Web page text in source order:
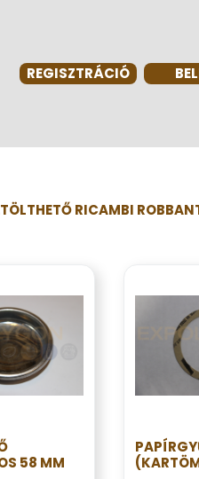
REGISZTRÁCIÓ
RICAMBI
58 MM